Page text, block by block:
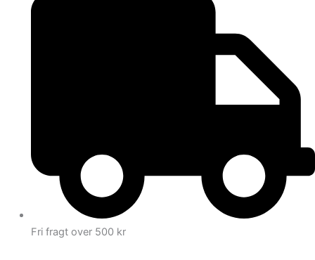
Fri fragt over 500 kr